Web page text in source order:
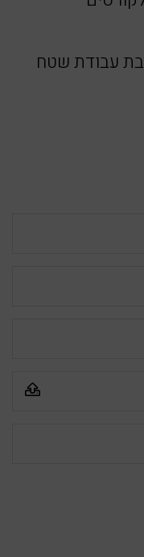
עבודת שטח